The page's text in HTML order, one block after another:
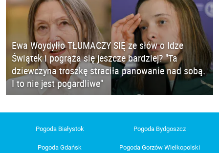
Ewa Woydyłło TŁUMACZY SIĘ ze słów o Idze
Świątek i pogrąża się jeszcze bardziej? "Ta
dziewczyna troszkę straciła panowanie nad sobą.
I to nie jest pogardliwe"
Pogoda Białystok Pogoda Bydgoszcz
Pogoda Gdańsk
Pogoda Gorzów Wielkopolski